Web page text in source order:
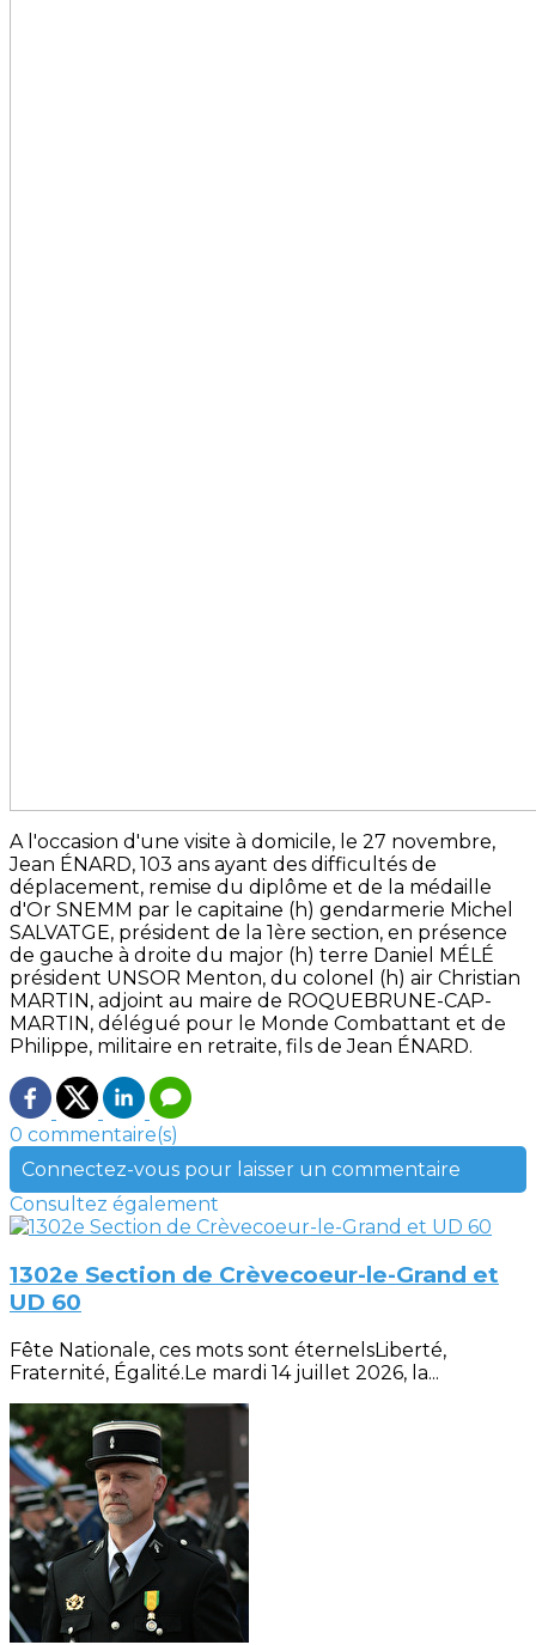
A l'occasion d'une visite à domicile, le 27 novembre,
Jean ÉNARD, 103 ans ayant des difficultés de
déplacement, remise du diplôme et de la médaille
d'Or SNEMM par le capitaine (h) gendarmerie Michel
SALVATGE, président de la 1ère section, en présence
de gauche à droite du major (h) terre Daniel MÉLÉ
président UNSOR Menton, du colonel (h) air Christian
MARTIN, adjoint au maire de ROQUEBRUNE-CAP-
MARTIN, délégué pour le Monde Combattant et de
Philippe, militaire en retraite, fils de Jean ÉNARD.
0 commentaire(s)
Connectez-vous pour laisser un commentaire
Consultez également
1302e Section de Crèvecoeur-le-Grand et
UD 60
Fête Nationale, ces mots sont éternelsLiberté,
Fraternité, Égalité.Le mardi 14 juillet 2026, la...